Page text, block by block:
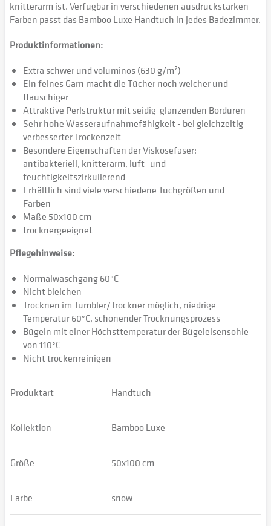
knitterarm ist. Verfügbar in verschiedenen ausdruckstarken
Farben passt das Bamboo Luxe Handtuch in jedes Badezimmer.
Produktinformationen:
Extra schwer und voluminös (630 g/m²)
Ein feines Garn macht die Tücher noch weicher und
flauschiger
Attraktive Perlstruktur mit seidig-glänzenden Bordüren
Sehr hohe Wasseraufnahmefähigkeit - bei gleichzeitig
verbesserter Trockenzeit
Besondere Eigenschaften der Viskosefaser:
antibakteriell, knitterarm, luft- und
feuchtigkeitszirkulierend
Erhältlich sind viele verschiedene Tuchgrößen und
Farben
Maße 50x100 cm
trocknergeeignet
Pflegehinweise:
Normalwaschgang 60°C
Nicht bleichen
Trocknen im Tumbler/Trockner möglich, niedrige
Temperatur 60°C, schonender Trocknungsprozess
Bügeln mit einer Höchsttemperatur der Bügeleisensohle
von 110°C
Nicht trockenreinigen
Produktart Handtuch
Kollektion Bamboo Luxe
Größe 50x100 cm
Farbe snow